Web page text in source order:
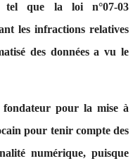
tel que la loi n°07-03
les infractions relatives
des données a vu le
fondateur pour la mise à
pour tenir compte des
numérique, puisque